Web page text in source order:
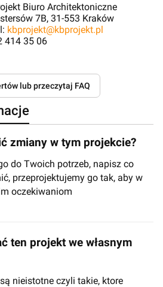
Biuro Architektoniczne
7B, 31-553 Kraków
kbprojekt@kbprojekt.pl
414 35 06
lub przeczytaj FAQ
zmiany w tym projekcie?
do Twoich potrzeb, napisz co
przeprojektujemy go tak, aby w
oczekiwaniom
ten projekt we własnym
nieistotne czyli takie, ktore